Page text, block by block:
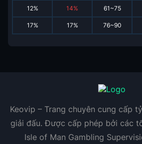
12% 14% 61~75
17% 17% 76~90
Keovip – Trang chuyên cung cấp
giải đấu. Được cấp phép bởi các
Isle of Man Gambling